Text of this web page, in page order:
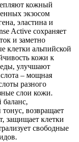
кожный
экзосом
эластина и
Active сохраняет
и заметно
клетки альпийской
кожи к
улучшают
– мощная
разного
слои кожи.
возвращает
защищает клетки
свободные